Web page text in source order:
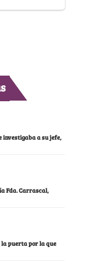
investigaba a su jefe,
Fda. Carrascal,
puerta por la que